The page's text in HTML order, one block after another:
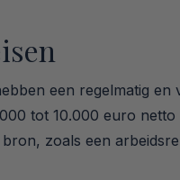
een regelmatig
tot 10.000 euro
zoals een